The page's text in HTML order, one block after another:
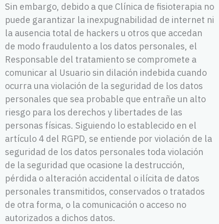
Sin embargo, debido a que Clínica de fisioterapia no
puede garantizar la inexpugnabilidad de internet ni
la ausencia total de hackers u otros que accedan
de modo fraudulento a los datos personales, el
Responsable del tratamiento se compromete a
comunicar al Usuario sin dilación indebida cuando
ocurra una violación de la seguridad de los datos
personales que sea probable que entrañe un alto
riesgo para los derechos y libertades de las
personas físicas. Siguiendo lo establecido en el
artículo 4 del RGPD, se entiende por violación de la
seguridad de los datos personales toda violación
de la seguridad que ocasione la destrucción,
pérdida o alteración accidental o ilícita de datos
personales transmitidos, conservados o tratados
de otra forma, o la comunicación o acceso no
autorizados a dichos datos.